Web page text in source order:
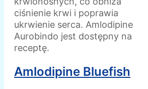
ciśnienie krwi i poprawia
ukrwienie serca. Amlodipine
Aurobindo jest dostępny na
receptę.
Amlodipine Bluefish